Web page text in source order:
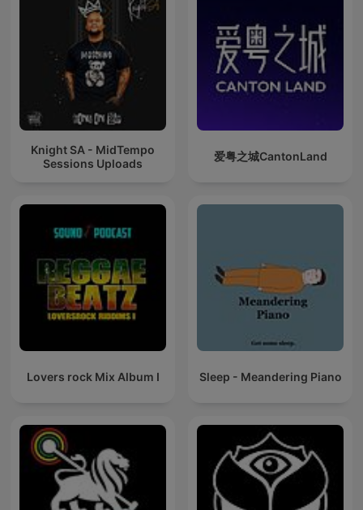
爱粤之城CantonLand
Knight SA - MidTempo
Sessions Uploads
Sleep - Meandering Piano
Lovers rock Mix Album I